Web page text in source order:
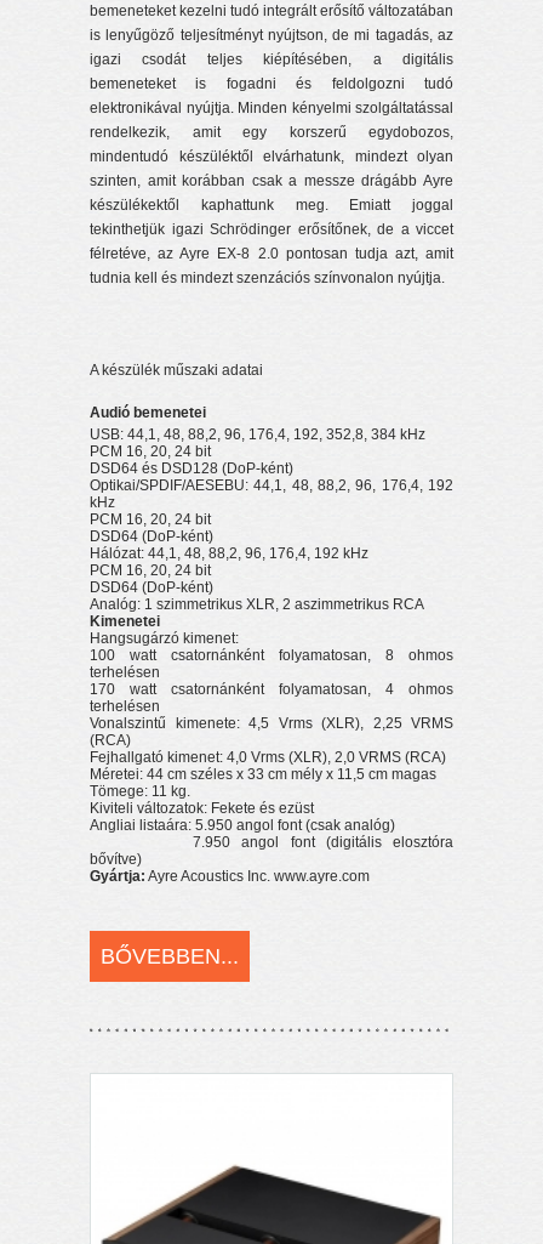
bemeneteket kezelni tudó integrált erősítő változatában
is lenyűgöző teljesítményt nyújtson, de mi tagadás, az
igazi csodát teljes kiépítésében, a digitális
bemeneteket is fogadni és feldolgozni tudó
elektronikával nyújtja. Minden kényelmi szolgáltatással
rendelkezik, amit egy korszerű egydobozos,
mindentudó készüléktől elvárhatunk, mindezt olyan
szinten, amit korábban csak a messze drágább Ayre
készülékektől kaphattunk meg. Emiatt joggal
tekinthetjük igazi Schrödinger erősítőnek, de a viccet
félretéve, az Ayre EX-8 2.0 pontosan tudja azt, amit
tudnia kell és mindezt szenzációs színvonalon nyújtja.
A készülék műszaki adatai
Audió bemenetei
USB: 44,1, 48, 88,2, 96, 176,4, 192, 352,8, 384 kHz
PCM 16, 20, 24 bit
DSD64 és DSD128 (DoP-ként)
Optikai/SPDIF/AESEBU: 44,1, 48, 88,2, 96, 176,4, 192
kHz
PCM 16, 20, 24 bit
DSD64 (DoP-ként)
Hálózat: 44,1, 48, 88,2, 96, 176,4, 192 kHz
PCM 16, 20, 24 bit
DSD64 (DoP-ként)
Analóg: 1 szimmetrikus XLR, 2 aszimmetrikus RCA
Kimenetei
Hangsugárzó kimenet:
100 watt csatornánként folyamatosan, 8 ohmos
terhelésen
170 watt csatornánként folyamatosan, 4 ohmos
terhelésen
Vonalszintű kimenete: 4,5 Vrms (XLR), 2,25 VRMS
(RCA)
Fejhallgató kimenet: 4,0 Vrms (XLR), 2,0 VRMS (RCA)
Méretei: 44 cm széles x 33 cm mély x 11,5 cm magas
Tömege: 11 kg.
Kiviteli változatok: Fekete és ezüst
Angliai listaára: 5.950 angol font (csak analóg)
7.950 angol font (digitális elosztóra
bővítve)
Gyártja: Ayre Acoustics Inc. www.ayre.com
BŐVEBBEN...